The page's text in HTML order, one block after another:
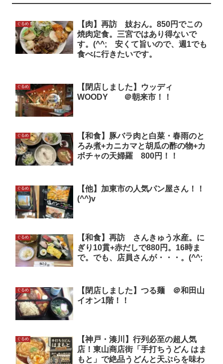
ぐるめ
【肉】再訪 妓おん。850円でこの
焼肉定食。三宮ではあり得ないで
す。(^^; 安くて旨いので、週1でも
食べに行きたいです。
ぐるめ
【閉店しました】ウッディ
WOODY ＠朝来市！！
ぐるめ
【和食】豚バラ肉と白菜・春雨のと
ろみ煮+カニカマと胡瓜の酢の物+カ
ボチャの天婦羅 800円！！
ぐるめ
【他】加東市の人気パン屋さん！！
(^^)v
ぐるめ
【和食】再訪 さんきゅう水産。に
ぎり10貫+赤だしで880円。16時ま
で。でも、店員さんが・・・。(^^;
ぐるめ
【閉店しました】つる麺 ＠和田山
イオン1階！！
ぐるめ
【神戸・湊川】行列必至の超人気
店！東山商店街「手打ちうどん はま
もと」で絶品うどんと天ぷらを味わ